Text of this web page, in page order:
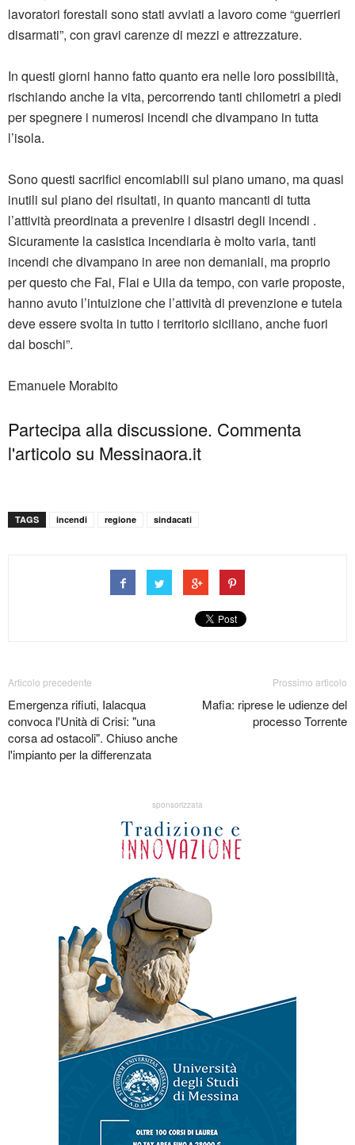
lavoratori forestali sono stati avviati a lavoro come “guerrieri
disarmati”, con gravi carenze di mezzi e attrezzature.
In questi giorni hanno fatto quanto era nelle loro possibilità,
rischiando anche la vita, percorrendo tanti chilometri a piedi
per spegnere i numerosi incendi che divampano in tutta
l’isola.
Sono questi sacrifici encomiabili sul piano umano, ma quasi
inutili sul piano dei risultati, in quanto mancanti di tutta
l’attività preordinata a prevenire i disastri degli incendi .
Sicuramente la casistica incendiaria è molto varia, tanti
incendi che divampano in aree non demaniali, ma proprio
per questo che Fai, Flai e Uila da tempo, con varie proposte,
hanno avuto l’intuizione che l’attività di prevenzione e tutela
deve essere svolta in tutto i territorio siciliano, anche fuori
dai boschi”.
Emanuele Morabito
Partecipa alla discussione. Commenta
l'articolo su Messinaora.it
TAGS incendi regione sindacati
Articolo precedente
Emergenza rifiuti, Ialacqua
convoca l'Unità di Crisi: "una
corsa ad ostacoli". Chiuso anche
l'impianto per la differenzata
Prossimo articolo
Mafia: riprese le udienze del
processo Torrente
sponsorizzata